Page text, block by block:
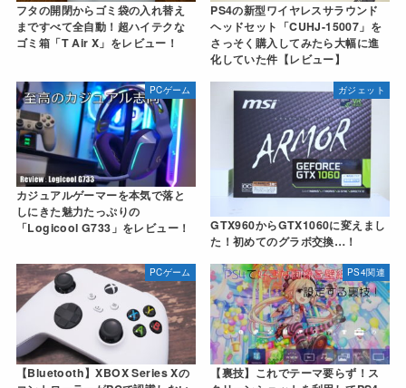
フタの開閉からゴミ袋の入れ替え
まですべて全自動！超ハイテクな
ゴミ箱「T Air X」をレビュー！
PS4の新型ワイヤレスサラウンド
ヘッドセット「CUHJ-15007」を
さっそく購入してみたら大幅に進
化していた件【レビュー】
PCゲーム
カジュアルゲーマーを本気で落と
しにきた魅力たっぷりの
「Logicool G733」をレビュー！
ガジェット
GTX960からGTX1060に変えまし
た！初めてのグラボ交換…！
PCゲーム
【Bluetooth】XBOX Series Xの
PS4関連
【裏技】これでテーマ要らず！ス